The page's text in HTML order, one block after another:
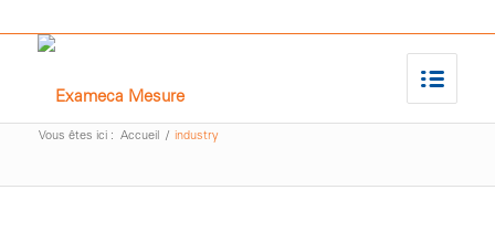
Vous êtes ici : Accueil / industry